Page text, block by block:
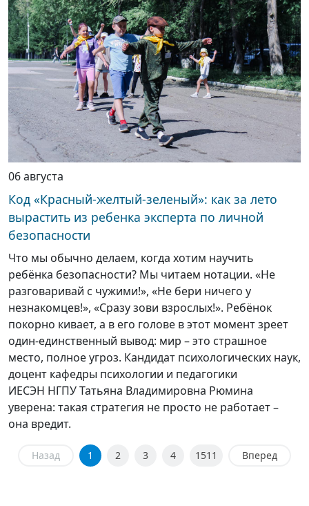
06 августа
Код «Красный-желтый-зеленый»: как за лето
вырастить из ребенка эксперта по личной
безопасности
Что мы обычно делаем, когда хотим научить
ребёнка безопасности? Мы читаем нотации. «Не
разговаривай с чужими!», «Не бери ничего у
незнакомцев!», «Сразу зови взрослых!». Ребёнок
покорно кивает, а в его голове в этот момент зреет
один-единственный вывод: мир – это страшное
место, полное угроз. Кандидат психологических наук,
доцент кафедры психологии и педагогики
ИЕСЭН НГПУ Татьяна Владимировна Рюмина
уверена: такая стратегия не просто не работает –
она вредит.
Назад 1 2 3 4 1511 Вперед